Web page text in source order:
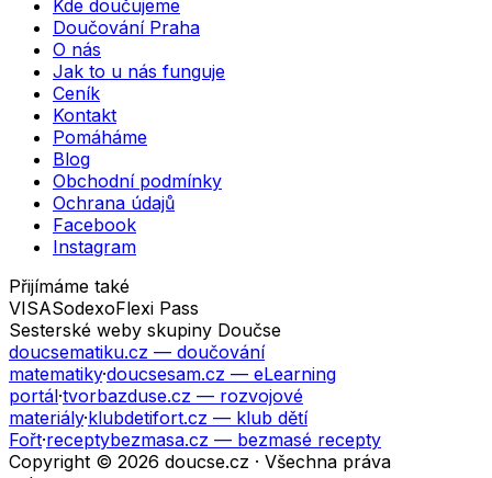
Kde doučujeme
Doučování Praha
O nás
Jak to u nás funguje
Ceník
Kontakt
Pomáháme
Blog
Obchodní podmínky
Ochrana údajů
Facebook
Instagram
Přijímáme také
VISASodexoFlexi Pass
Sesterské weby skupiny Doučse
doucsematiku.cz — doučování
matematiky·doucsesam.cz — eLearning
portál·tvorbazduse.cz — rozvojové
materiály·klubdetifort.cz — klub dětí
Fořt·receptybezmasa.cz — bezmasé recepty
Copyright © 2026 doucse.cz · Všechna práva